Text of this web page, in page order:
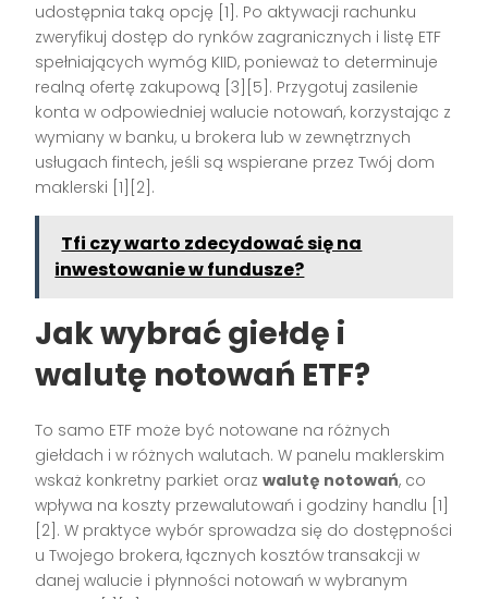
udostępnia taką opcję [1]. Po aktywacji rachunku
zweryfikuj dostęp do rynków zagranicznych i listę ETF
spełniających wymóg KIID, ponieważ to determinuje
realną ofertę zakupową [3][5]. Przygotuj zasilenie
konta w odpowiedniej walucie notowań, korzystając z
wymiany w banku, u brokera lub w zewnętrznych
usługach fintech, jeśli są wspierane przez Twój dom
maklerski [1][2].
Tfi czy warto zdecydować się na
inwestowanie w fundusze?
Jak wybrać giełdę i
walutę notowań ETF?
To samo ETF może być notowane na różnych
giełdach i w różnych walutach. W panelu maklerskim
wskaż konkretny parkiet orazwalutę notowań, co
wpływa na koszty przewalutowań i godziny handlu [1]
[2]. W praktyce wybór sprowadza się do dostępności
u Twojego brokera, łącznych kosztów transakcji w
danej walucie i płynności notowań w wybranym